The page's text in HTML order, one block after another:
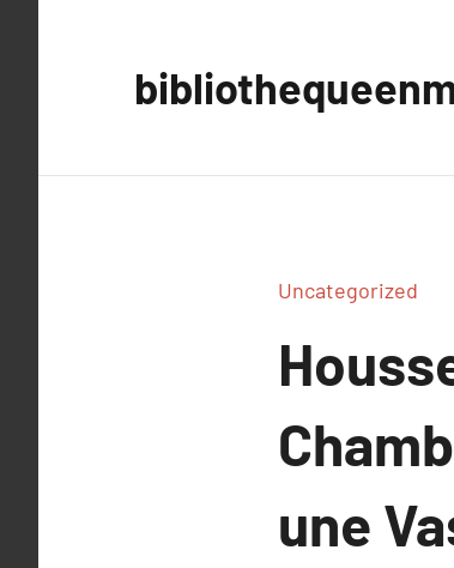
Uncategorized
une